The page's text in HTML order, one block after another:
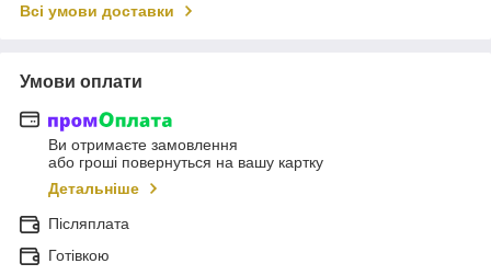
Всі умови доставки
Умови оплати
Ви отримаєте замовлення
або гроші повернуться на вашу картку
Детальніше
Післяплата
Готівкою